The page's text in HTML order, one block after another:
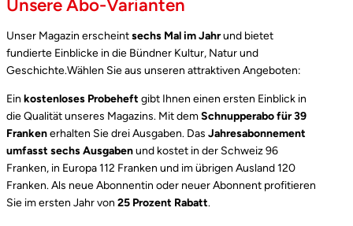
Unsere Abo-Varianten
Unser Magazin erscheintsechs Mal im Jahrund bietet
fundierte Einblicke in die Bündner Kultur, Natur und
Geschichte.Wählen Sie aus unseren attraktiven Angeboten:
Ein kostenloses Probeheft gibt Ihnen einen ersten Einblick in
die Qualität unseres Magazins. Mit demSchnupperabo für 39
Frankenerhalten Sie drei Ausgaben. Das Jahresabonnement
umfasst sechs Ausgabenund kostet in der Schweiz 96
Franken, in Europa 112 Franken und im übrigen Ausland 120
Franken. Als neue Abonnentin oder neuer Abonnent profitieren
Sie im ersten Jahr von 25 Prozent Rabatt.